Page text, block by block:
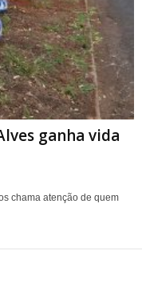
ganha vida
chama atenção de quem